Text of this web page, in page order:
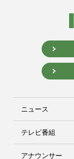
ニュース
テレビ番組
アナウンサー